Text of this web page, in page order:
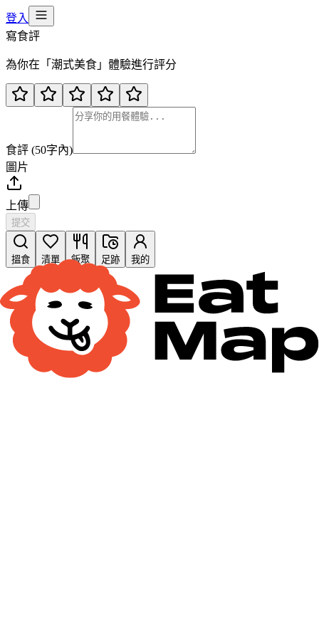
登入
寫食評
為你在「 潮式美食 」體驗進行評分
食評 (50字內)
圖片
上傳
提交
搵食 清單 飯聚 足跡 我的